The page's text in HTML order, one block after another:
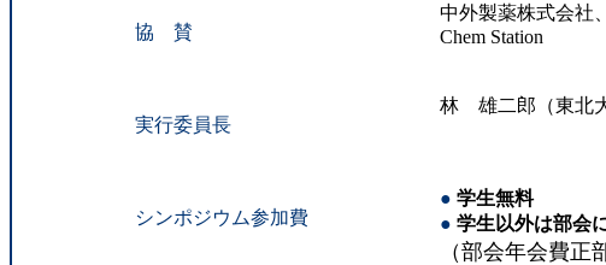
協 賛
中外製薬株式会社
Chem Station
実行委員長
林 雄二郎（東北
シンポジウム参加費
● 学生無料
● 学生以外は部会
（部会年会費正